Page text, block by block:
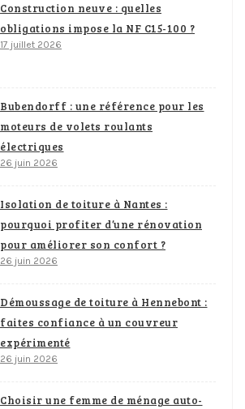
Construction neuve : quelles
obligations impose la NF C15-100 ?
17 juillet 2026
Bubendorff : une référence pour les
moteurs de volets roulants
électriques
26 juin 2026
Isolation de toiture à Nantes :
pourquoi profiter d’une rénovation
pour améliorer son confort ?
26 juin 2026
Démoussage de toiture à Hennebont :
faites confiance à un couvreur
expérimenté
26 juin 2026
Choisir une femme de ménage auto-